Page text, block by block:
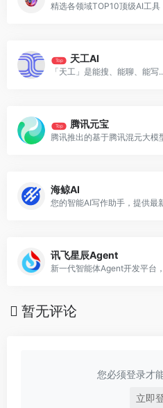
Top 天工AI
「天工」是能搜、能聊、能写
Top 腾讯元宝
腾讯推出的基于腾讯混元大模
海鲸AI
讯飞星辰Agent
暂无评论
您必须登录才
立即